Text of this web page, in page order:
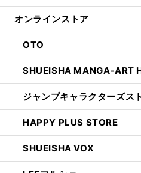
オンラインストア
OTO
SHUEISHA MANGA-ART
ジャンプキャラクターズス
HAPPY PLUS STORE
SHUEISHA VOX